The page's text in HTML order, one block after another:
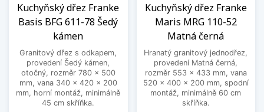
Kuchyňský dřez Franke
Basis BFG 611-78 Šedý
kámen
Granitový dřez s odkapem,
provedení Šedý kámen,
otočný, rozměr 780 x 500
mm, vana 340 x 420 x 200
mm, horní montáž, minimálně
45 cm skříňka.
Kuchyňský dřez Franke
Maris MRG 110-52
Matná černá
Hranatý granitový jednodřez,
provedení Matná černá,
rozměr 553 x 433 mm, vana
520 x 400 x 200 mm, spodní
montáž, minimálně 60 cm
skříňka.